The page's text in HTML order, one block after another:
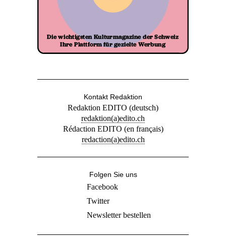
Kontakt Redaktion
Redaktion EDITO (deutsch)
redaktion(a)edito.ch
Rédaction EDITO (en français)
redaction(a)edito.ch
Folgen Sie uns
Facebook
Twitter
Newsletter bestellen